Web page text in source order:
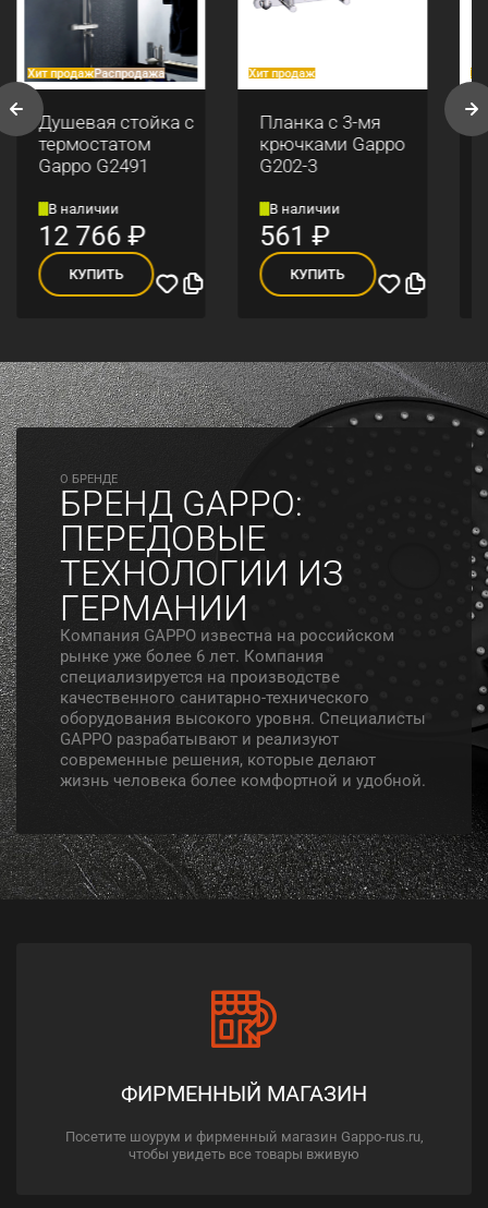
Хит продажРаспродажа
Душевая стойка с
термостатом
Gappo G2491
В наличии
12 766₽
КУПИТЬ
Хит продаж
Планка с 3-мя
крючками Gappo
G202-3
В наличии
561₽
КУПИТЬ
O БРЕНДЕ
БРЕНД GAPPO:
ПЕРЕДОВЫЕ
ТЕХНОЛОГИИ ИЗ
ГЕРМАНИИ
Компания GAPPO известна на российском
рынке уже более 6 лет. Компания
специализируется на производстве
качественного санитарно-технического
оборудования высокого уровня. Специалисты
GAPPO разрабатывают и реализуют
современные решения, которые делают
жизнь человека более комфортной и удобной.
ФИРМЕННЫЙ МАГАЗИН
Посетите шоурум и фирменный магазин Gappo-rus.ru,
чтобы увидеть все товары вживую